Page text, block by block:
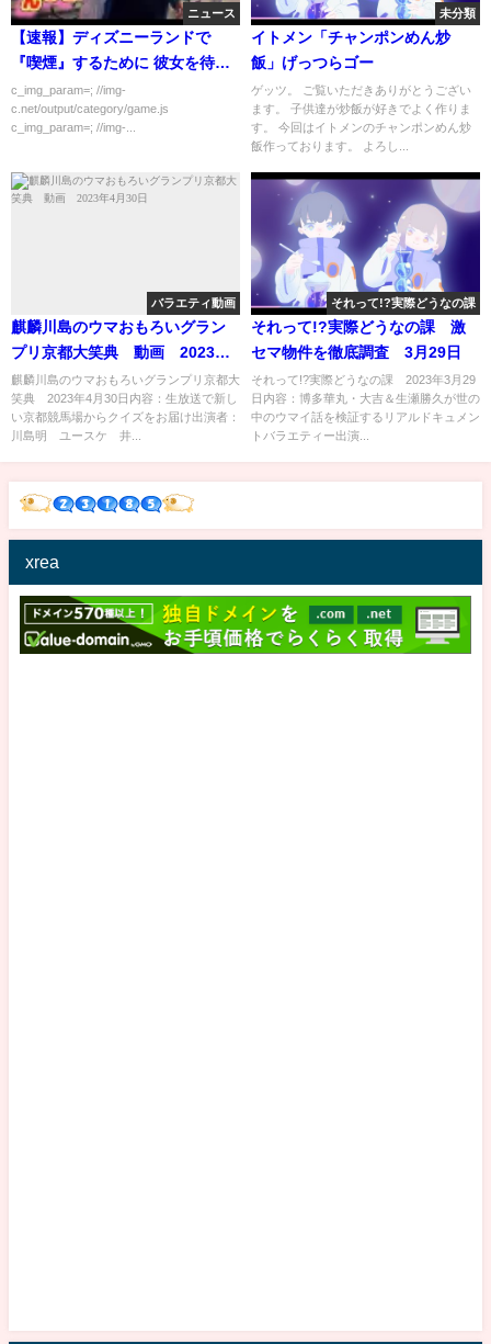
ニュース
【速報】ディズニーランドで
『喫煙』するために 彼女を待た
せる彼氏が炎上ｗｗｗｗｗｗｗ
c_img_param=; //img-
c.net/output/category/game.js
c_img_param=; //img-...
未分類
イトメン「チャンポンめん炒
飯」げっつらゴー
ゲッツ。 ご覧いただきありがとうござい
ます。 子供達が炒飯が好きでよく作りま
す。 今回はイトメンのチャンポンめん炒
飯作っております。 よろし...
バラエティ動画
麒麟川島のウマおもろいグラン
プリ京都大笑典 動画 2023年4
月30日
麒麟川島のウマおもろいグランプリ京都大
笑典 2023年4月30日内容：生放送で新し
い京都競馬場からクイズをお届け出演者：
川島明 ユースケ 井...
それって!?実際どうなの課
それって!?実際どうなの課 激
セマ物件を徹底調査 3月29日
それって!?実際どうなの課 2023年3月29
日内容：博多華丸・大吉＆生瀬勝久が世の
中のウマイ話を検証するリアルドキュメン
トバラエティー出演...
xrea